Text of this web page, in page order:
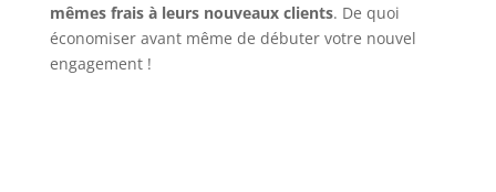
mêmes frais à leurs nouveaux clients. De quoi
économiser avant même de débuter votre nouvel
engagement !